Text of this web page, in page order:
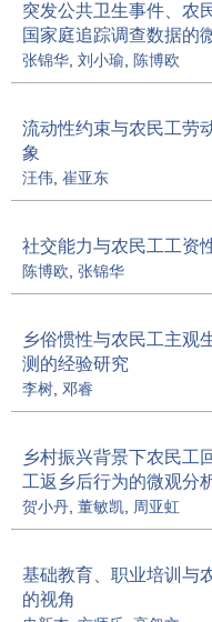
突发公共卫生事件、农
国家庭追踪调查数据的
张锦华 刘小瑜 陈博欧
流动性约束与农民工
象
汪伟 崔亚东
社交能力与农民工工资
陈博欧 张锦华
乡俗惯性与农民工主
测的经验研究
李树 邓睿
乡村振兴背景下农民
工返乡后行为的微观分
贺小丹 董敏凯 周亚虹
基础教育、职业培训
的视角